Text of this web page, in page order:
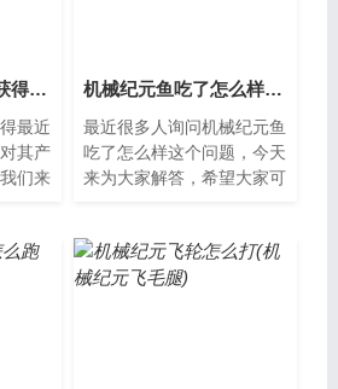
机械纪元陨石怎么获得(尼尔机械纪元陨石怎么获得)
最近
其产
们来
机械纪元鱼吃了怎么样(机械纪元钓鱼图鉴)
最近很多人询问机械纪元鱼
吃了怎么样这个问题，今天
来为大家解答，希望大家可
鱼是一种由...